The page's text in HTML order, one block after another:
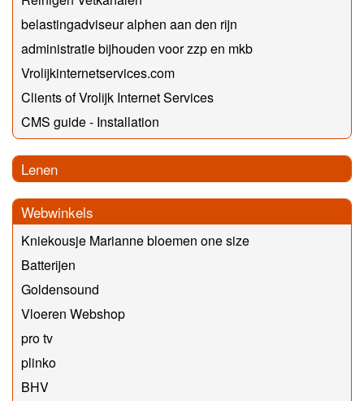
belastingadviseur alphen aan den rijn
administratie bijhouden voor zzp en mkb
Vrolijkinternetservices.com
Clients of Vrolijk Internet Services
CMS guide - Installation
Lenen
Webwinkels
Kniekousje Marianne bloemen one size
Batterijen
Goldensound
Vloeren Webshop
pro tv
plinko
BHV